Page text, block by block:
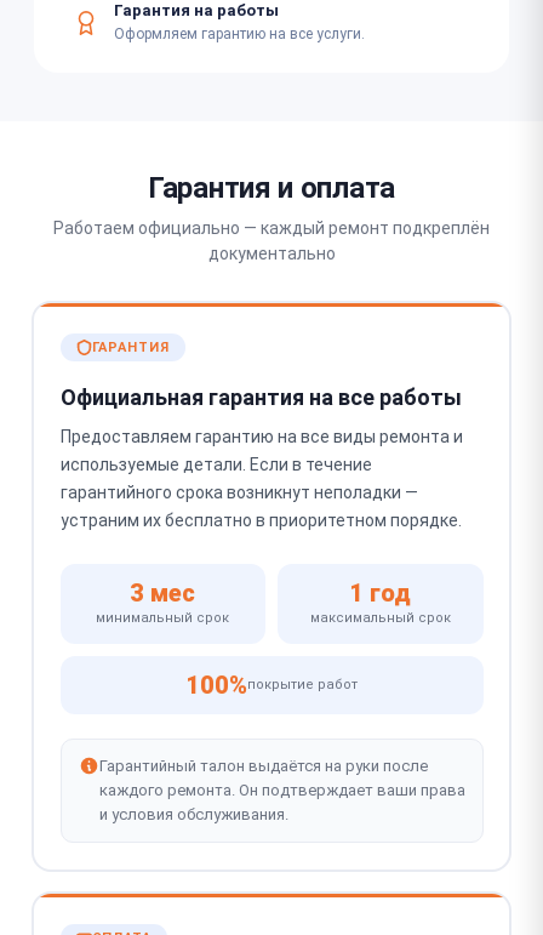
Гарантия на работы
Оформляем гарантию на все услуги.
Гарантия и оплата
Работаем официально — каждый ремонт подкреплён
документально
ГАРАНТИЯ
Официальная гарантия на все работы
Предоставляем гарантию на все виды ремонта и
используемые детали. Если в течение
гарантийного срока возникнут неполадки —
устраним их бесплатно в приоритетном порядке.
3 мес
минимальный срок
1 год
максимальный срок
100%покрытие работ
Гарантийный талон выдаётся на руки после
каждого ремонта. Он подтверждает ваши права
и условия обслуживания.